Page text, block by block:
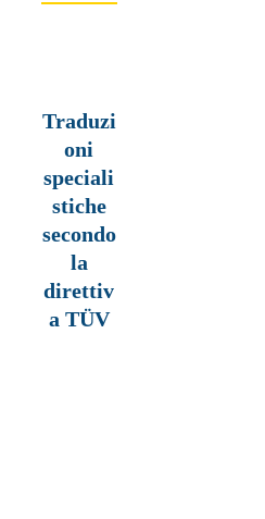
Traduzi
oni
speciali
stiche
secondo
la
direttiv
a TÜV